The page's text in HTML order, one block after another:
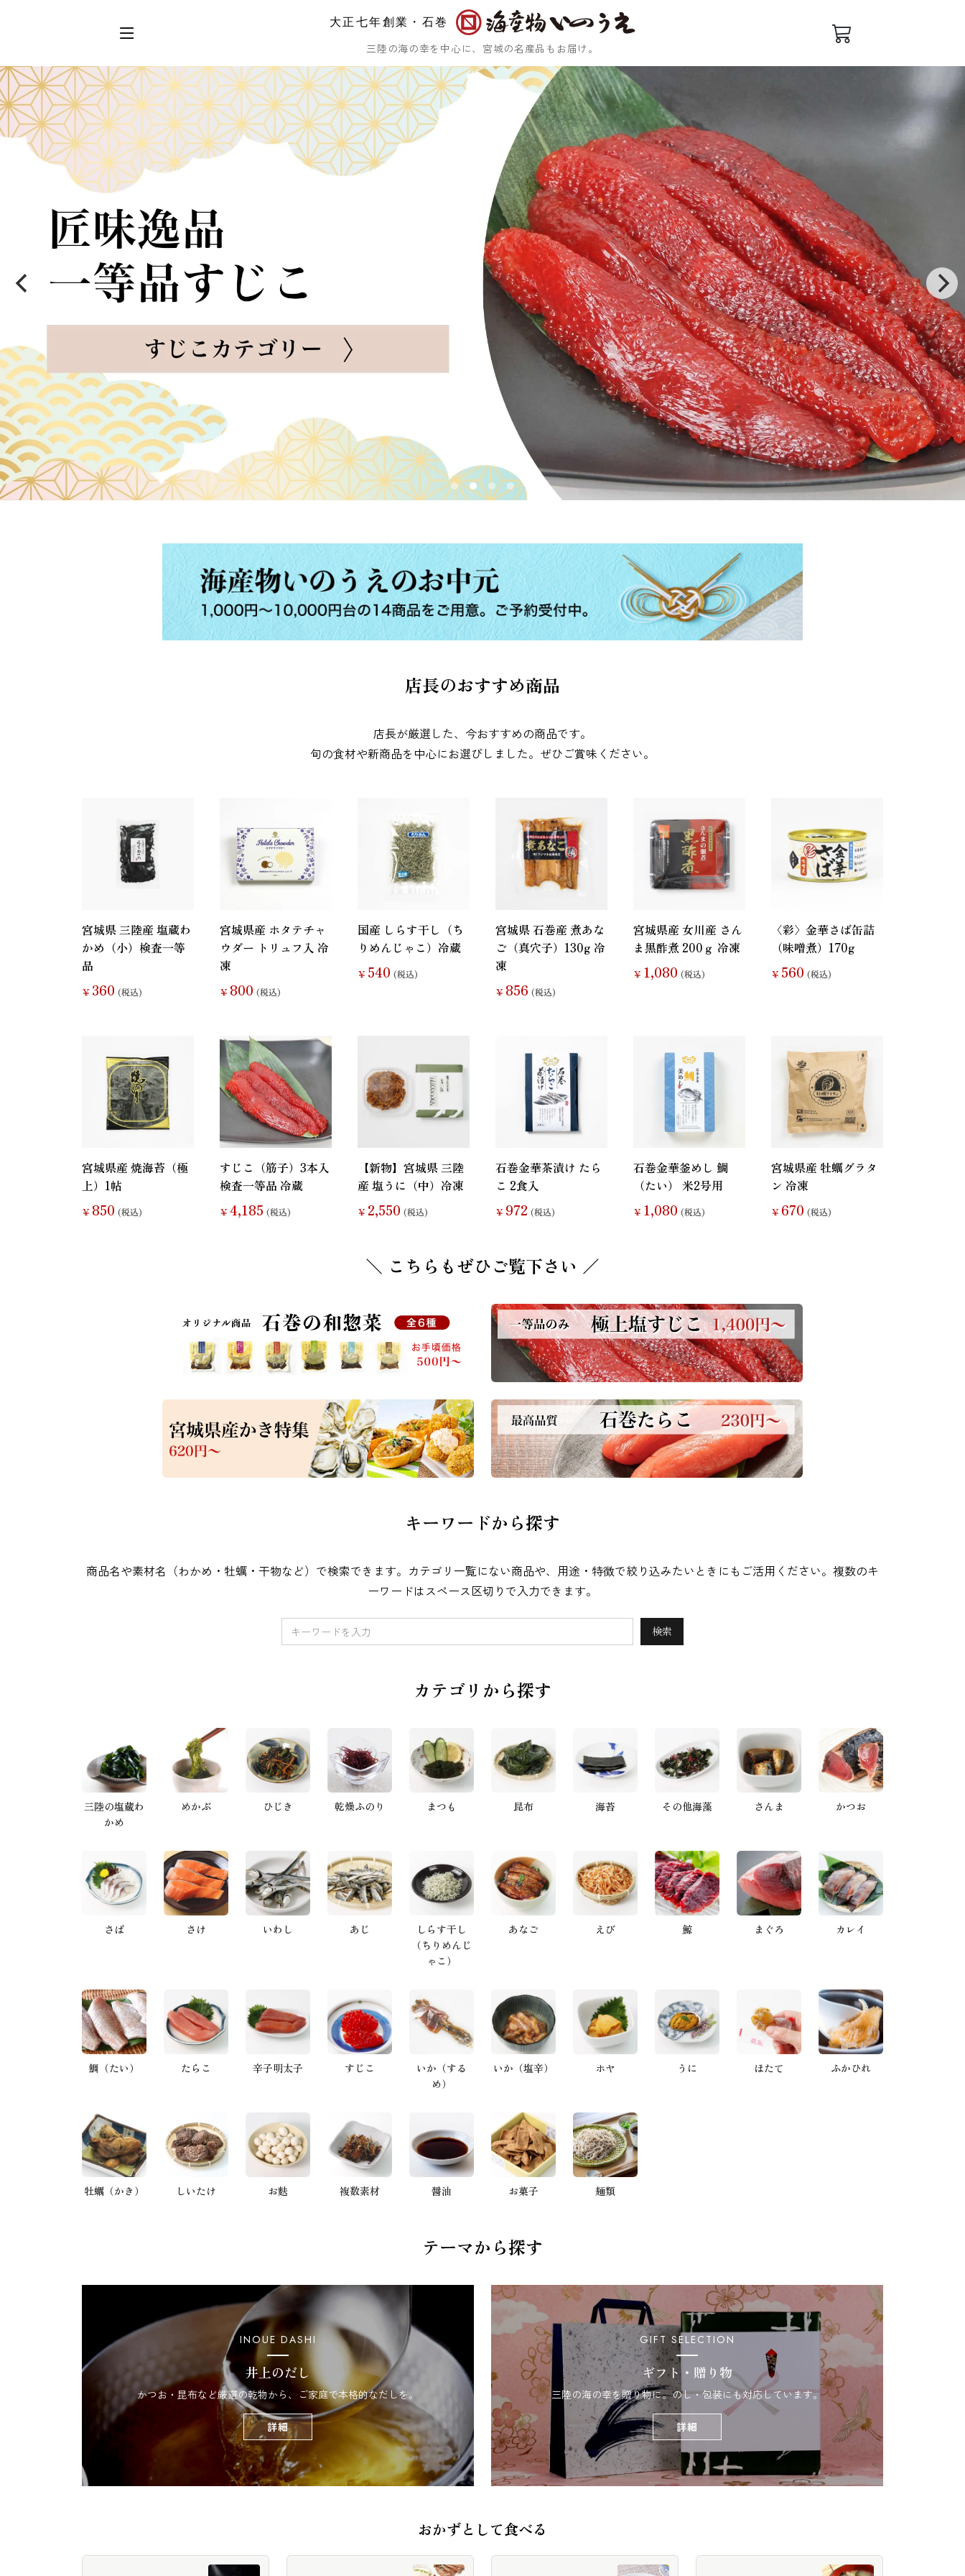
大正七年創業・石巻
三陸の海の幸を中心に、宮城の名産品もお届け。
三陸の塩蔵わか
め
まつも
昆布 海苔 その他海藻 かつお
さば さけ いわし
しらす干し（ち
りめんじゃこ）
あなご えび 鯨 まぐろ カレイ
しいたけ 醤油
麺類
店長のおすすめ商品
店長が厳選した、今おすすめの商品です。
旬の食材や新商品を中心にお選びしました。ぜひご賞味ください。
宮城県 三陸産 塩蔵わ
かめ（小）検査一等
品
￥ 360 (税込)
宮城県産 ホタテチャ
ウダー トリュフ入 冷
凍
￥ 800 (税込)
国産 しらす干し（ち
りめんじゃこ）冷蔵
￥ 540 (税込)
宮城県 石巻産 煮あな
ご（真穴子）130g 冷
凍
￥ 856 (税込)
宮城県産 女川産 さん
ま黒酢煮 200ｇ 冷凍
￥ 1,080 (税込)
〈彩〉金華さば缶詰
（味噌煮）170g
￥ 560 (税込)
宮城県産 焼海苔（極
上）1帖
￥ 850 (税込)
すじこ（筋子）3本入
検査一等品 冷蔵
￥4,185 (税込)
【新物】宮城県 三陸
産 塩うに（中）冷凍
￥ 2,550 (税込)
石巻金華茶漬け たら
こ 2食入
￥ 972 (税込)
石巻金華釜めし 鯛
（たい） 米2号用
￥ 1,080 (税込)
宮城県産 牡蠣グラタ
ン 冷凍
￥ 670 (税込)
＼ こちらもぜひご覧下さい ／
キーワードから探す
商品名や素材名（わかめ・牡蠣・干物など）で検索できます。カテゴリ一覧にない商品や、用途・特徴で絞り込みたいときにもご活用ください。複数のキ
ーワードはスペース区切りで入力できます。
検索
カテゴリから探す
三陸の塩蔵わ
かめ
めかぶ ひじき 乾燥ふのり まつも 昆布 海苔 その他海藻 さんま かつお
さば さけ いわし あじ
しらす干し
（ちりめんじ
ゃこ）
あなご えび 鯨 まぐろ カレイ
鯛（たい） たらこ 辛子明太子 すじこ
いか（する
め）
いか（塩辛） ホヤ うに ほたて ふかひれ
牡蠣（かき） しいたけ お麩 複数素材 醤油 お菓子 麺類
テーマから探す
INOUE DASHI
井上のだし
かつお・昆布など厳選の乾物から、ご家庭で本格的なだしを。
詳細
GIFT SELECTION
ギフト・贈り物
三陸の海の幸を贈り物に。のし・包装にも対応しています。
詳細
おかずとして食べる